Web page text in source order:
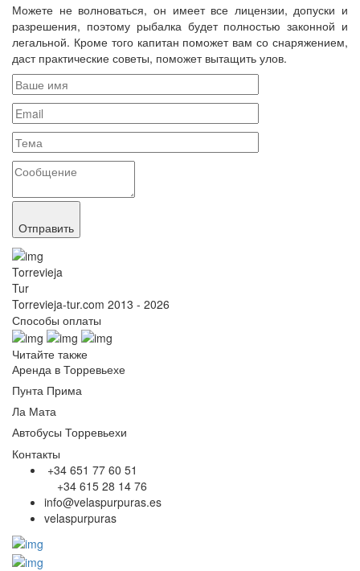
Можете не волноваться, он имеет все лицензии, допуски и
разрешения, поэтому рыбалка будет полностью законной и
легальной. Кроме того капитан поможет вам со снаряжением,
даст практические советы, поможет вытащить улов.
Отправить
Torrevieja
Tur
Torrevieja-tur.com 2013 - 2026
Способы оплаты
Читайте также
Аренда в Торревьехе
Пунта Прима
Ла Мата
Автобусы Торревьехи
Контакты
+34 651 77 60 51
+34 615 28 14 76
info@velaspurpuras.es
velaspurpuras